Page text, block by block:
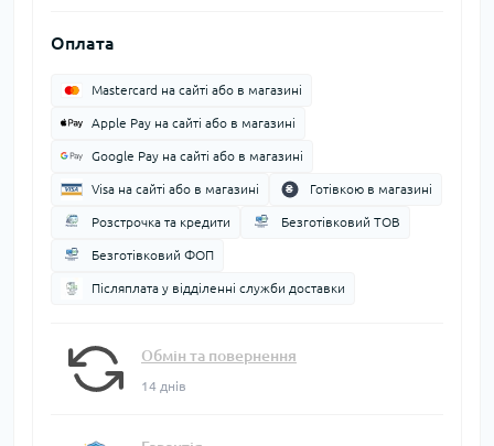
Оплата
Mastercard на сайті або в магазині
Apple Pay на сайті або в магазині
Google Pay на сайті або в магазині
Visa на сайті або в магазині Готівкою в магазині
Розстрочка та кредити Безготівковий ТОВ
Безготівковий ФОП
Післяплата у відділенні служби доставки
Обмін та повернення
14 днів